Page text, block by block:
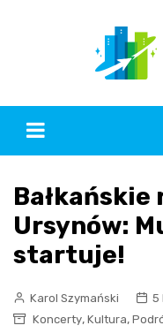
Ursynów:
startuje!
Karol Szymański
5
Koncerty, Kultura,